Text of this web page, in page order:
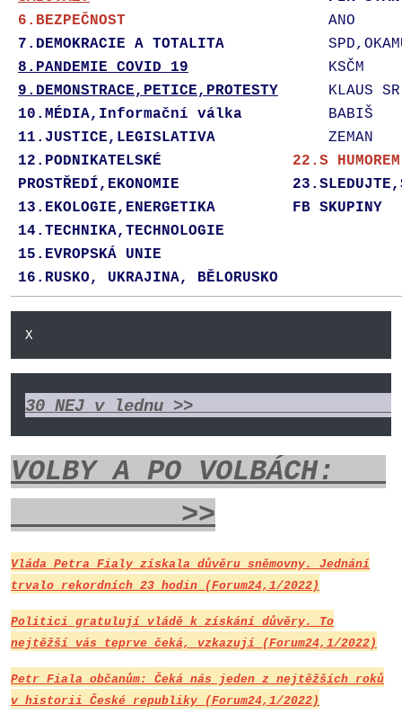
6.BEZPEČNOST
7.DEMOKRACIE A TOTALITA
8.PANDEMIE COVID 19
9.DEMONSTRACE,PETICE,PROTESTY
10.MÉDIA,Informační válka
11.JUSTICE,LEGISLATIVA
12.PODNIKATELSKÉ
PROSTŘEDÍ,EKONOMIE
13.EKOLOGIE,ENERGETIKA
14.TECHNIKA, TECHNOLOGIE
15.EVROPSKÁ UNIE
16.RUSKO, UKRAJINA, BĚLORUSKO
ANO
KSČM
KLAUS
BABIŠ
ZEMAN
22.S HUMOREM
FB SKUPINY
X
30 NEJ v lednu >>
VOLBY A PO VOLBÁCH:
>>
Vláda Petra Fialy získala důvěru sněmovny. Jednání
trvalo rekordních 23 hodin (Forum24,1/2022)
Politici gratulují vládě k získání důvěry. To
nejtěžší vás teprve čeká, vzkazují (Forum24,1/2022)
Petr Fiala občanům: Čeká nás jeden z nejtěžších roků
v historii České republiky (Forum24,1/2022)